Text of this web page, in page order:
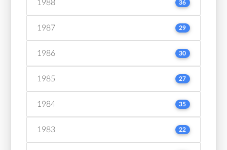
1988 36
1987 29
1986 30
1985 27
1984 35
1983 22